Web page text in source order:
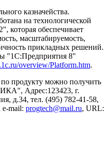
казначейства.
на технологической
которая обеспечивает
масштабируемость,
прикладных решений.
"1С:Предприятия 8"
overview/Platform.htm.
продукту можно получить
Адрес:123423, г.
д.34, тел. (495) 782-41-58,
e-mail: progtech@mail.ru, URL: